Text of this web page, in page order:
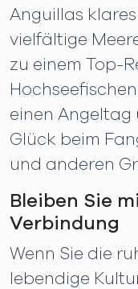
Anguillas
vielfältige
zu einem Top-
einen Angeltag
Glück beim
und anderen
Bleiben Sie
Verbindung
Wenn Sie die
lebendige